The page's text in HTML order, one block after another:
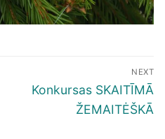
NEXT
Next
Konkursas SKAITĪMĀ
ŽEMAITĖŠKĀ